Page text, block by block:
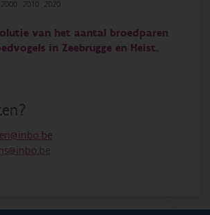
2000 2010 2020
van het aantal broedparen
in Zeebrugge en Heist.